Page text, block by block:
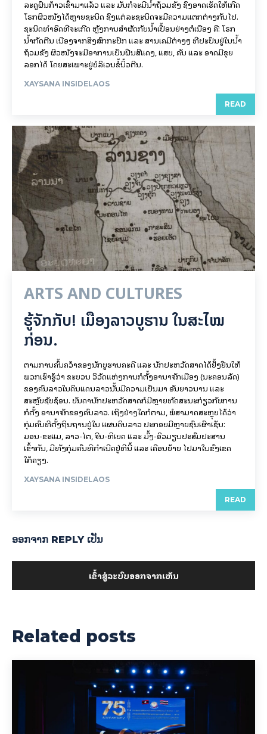
XAYSANA INSIDELAOS
READ
Related posts
NEWS
75 ປີ ​ໄທ-ລາວ: “​ນ້ຳ​ຂອງ​ເຊື່ອມ​​ໃຈ,
ສ້າງສາຍໃຍ​ສາຍຜູກພັນ”
ເດືອນທັນວາ ເປັນເດືອນທີ່ສຳຄັນຂອງຊາວໄທ ແລະ ລາວ ເພາະເປັນວັນ
ສະເຫຼີມສະຫຼອງວັນຊາດຂອງທັງສອງປະເທດ ໃນວັນທີ 2 ທັນວາ (ລາວ)
ແລະ ວັນທີ 5 ທັນວາ (ປະເທດໄທ). ແຕ່ເດືອນທັນວາ 2025 ມີຄວາມພິເສດ
ກວ່າທຸກປີ ຍ້ອນເປັນວັນຄົບຮອບ 50 ປີ...
ຂໍຂອບໃຈນຳຜູ້ສະໜັບສະໜູນ
Latest posts
ຄວນເຮັດແນວໃດ ເມື່ອຕ້ອງ
ອອກກຳລັງກາຍຍາມຝົນ!